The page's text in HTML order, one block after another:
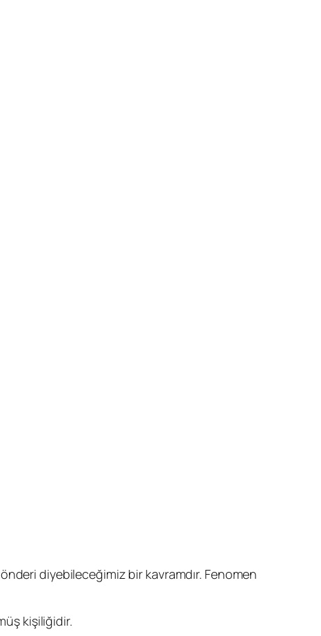
diyebileceğimiz bir kavramdır. Fenomen
kişiliğidir.